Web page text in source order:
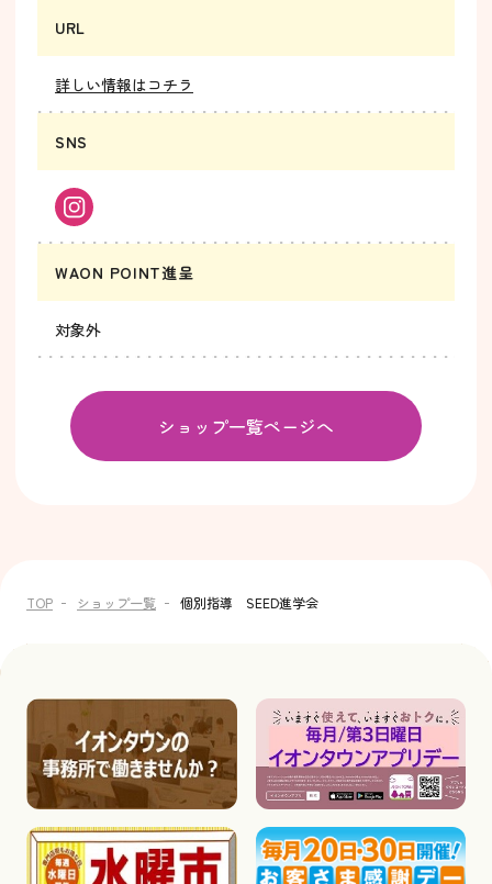
URL
詳しい情報はコチラ
SNS
WAON POINT進呈
対象外
ショップ一覧ページへ
TOP ショップ一覧 個別指導 SEED進学会